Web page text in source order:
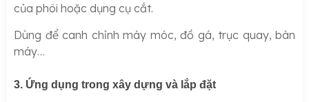
của phôi hoặc dụng cụ cắt.
Dùng để canh chỉnh máy móc, đồ gá, trục quay, bàn
máy…
3. Ứng dụng trong xây dựng và lắp đặt